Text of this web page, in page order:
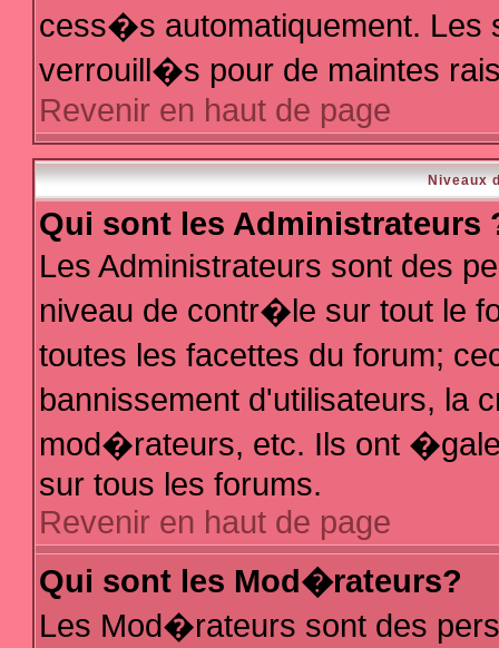
cess�s automatiquement.
verrouill�s pour de maintes
Revenir en haut de page
Niveaux
Qui sont les Administrateurs
Les Administrateurs sont des
niveau de contr�le sur tout le
toutes les facettes du forum;
bannissement d'utilisateurs, la
mod�rateurs, etc. Ils ont
sur tous les forums.
Revenir en haut de page
Qui sont les Mod�rateurs?
Les Mod�rateurs sont des